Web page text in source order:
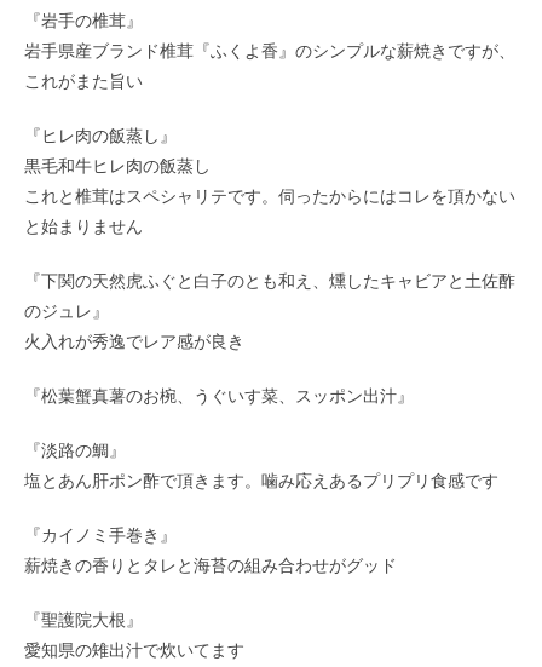
『岩手の椎茸』
岩手県産ブランド椎茸『ふくよ香』のシンプルな薪焼きですが、
これがまた旨い
『ヒレ肉の飯蒸し』
黒毛和牛ヒレ肉の飯蒸し
これと椎茸はスペシャリテです。伺ったからにはコレを頂かない
と始まりません
『下関の天然虎ふぐと白子のとも和え、燻したキャビアと土佐酢
のジュレ』
火入れが秀逸でレア感が良き
『松葉蟹真薯のお椀、うぐいす菜、スッポン出汁』
『淡路の鯛』
塩とあん肝ポン酢で頂きます。噛み応えあるプリプリ食感です
『カイノミ手巻き』
薪焼きの香りとタレと海苔の組み合わせがグッド
『聖護院大根』
愛知県の雉出汁で炊いてます